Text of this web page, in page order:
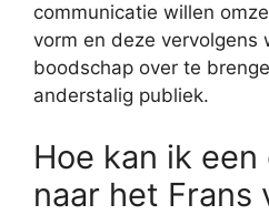
communicatie willen
vorm en deze vervolgens
boodschap over te
anderstalig publiek.
Hoe kan ik
naar het Frans